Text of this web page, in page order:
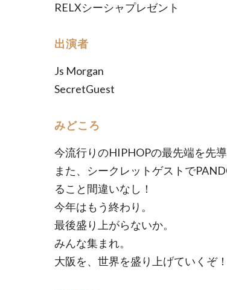
RELXシーシャプレゼント
出演者
Js Morgan
SecretGuest
みどころ
今流行りのHIPHOPの最先端を先
また、シークレットゲストで
ること間違いなし！
今年はもう終わり。
最後盛り上がらないか。
みんな集まれ。
大阪を、世界を盛り上げていくぞ！